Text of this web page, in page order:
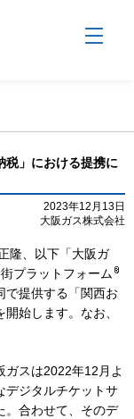
税」における提携に
2023年12月13日
大阪ガス株式会社
隆、以下「大阪ガ
プラットフォーム
で提供する「関西お
始します。なお、
スは2022年12月よ
デジタルチケットサ
。合わせて、そのデ